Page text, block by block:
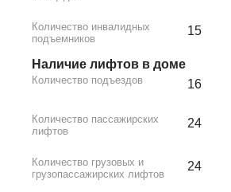
Количество инвалидных
подъемников
15
Наличие лифтов в доме
Количество подъездов 16
Количество пассажирских
лифтов
24
Количество грузовых и
грузопассажирских лифтов
24